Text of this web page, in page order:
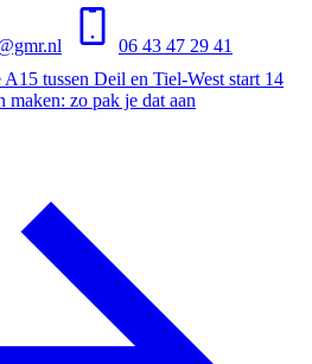
06 43 47 29 41
tussen Deil en Tiel-West start 14
zo pak je dat aan